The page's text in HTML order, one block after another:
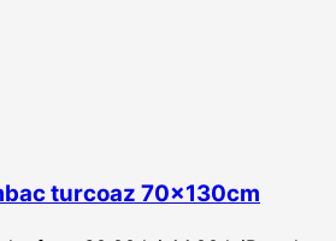
turcoaz 70x130cm